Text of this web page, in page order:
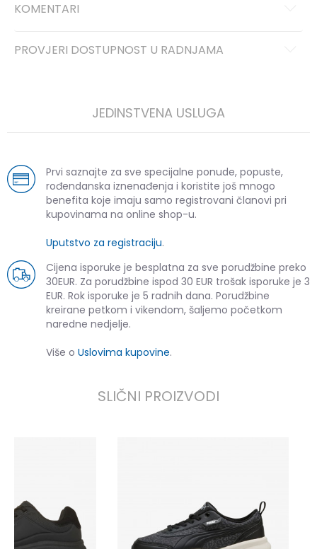
KOMENTARI
PROVJERI DOSTUPNOST U RADNJAMA
JEDINSTVENA USLUGA
Prvi saznajte za sve specijalne ponude, popuste,
rođendanska iznenađenja i koristite još mnogo
benefita koje imaju samo registrovani članovi pri
kupovinama na online shop-u.
Uputstvo za registraciju.
Cijena isporuke je besplatna za sve porudžbine preko
30EUR. Za porudžbine ispod 30 EUR trošak isporuke je 3
EUR. Rok isporuke je 5 radnih dana. Porudžbine
kreirane petkom i vikendom, šaljemo početkom
naredne nedjelje.
Više o Uslovima kupovine.
SLIČNI PROIZVODI